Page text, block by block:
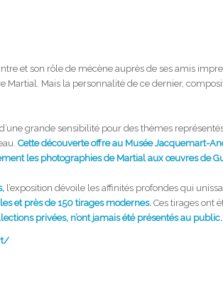
et son rôle de mécène auprès de ses amis
Martial. Mais la personnalité de ce dernier,
grande sensibilité pour des thèmes
Cette découverte offre au Musée Jacquemart-
les photographies de Martial aux œuvres de
l’exposition dévoile les affinités profondes qui
et près de 150 tirages modernes. Ces tirages ont
privées, n’ont jamais été présentés au public.